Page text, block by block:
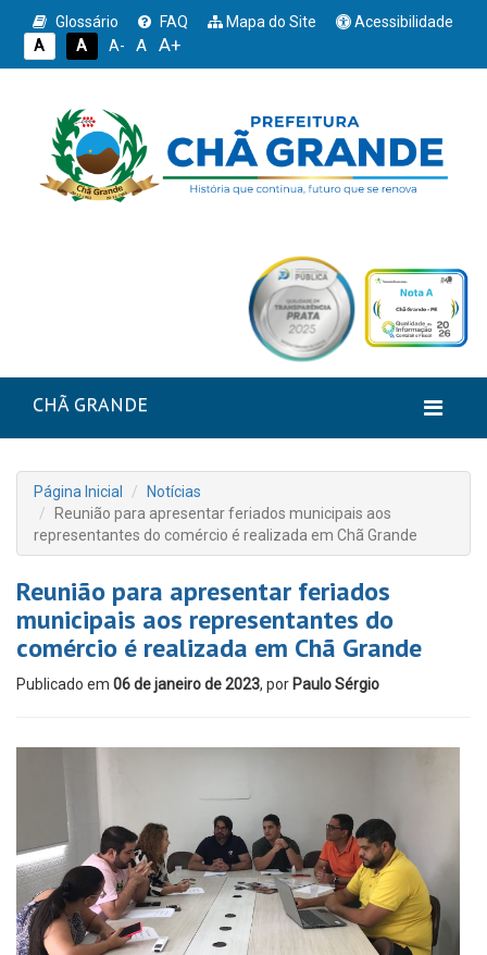
Glossário FAQ Mapa do Site
Acessibilidade
A
A A- A A+
CHÃ GRANDE
Página Inicial
Notícias
Reunião para apresentar feriados municipais aos
representantes do comércio é realizada em Chã Grande
Reunião para apresentar feriados
municipais aos representantes do
comércio é realizada em Chã Grande
Publicado em 06 de janeiro de 2023, por Paulo Sérgio